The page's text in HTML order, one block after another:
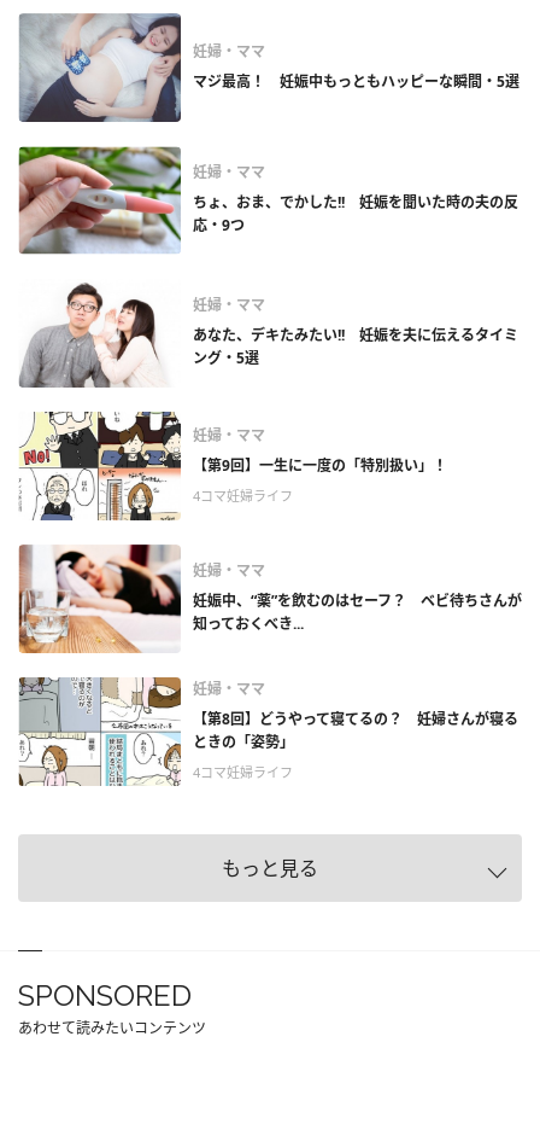
妊婦・ママ
マジ最高！ 妊娠中もっともハッピーな瞬間・5選
妊婦・ママ
ちょ、おま、でかした!! 妊娠を聞いた時の夫の反
応・9つ
妊婦・ママ
あなた、デキたみたい!! 妊娠を夫に伝えるタイミ
ング・5選
妊婦・ママ
【第9回】一生に一度の「特別扱い」！
4コマ妊婦ライフ
妊婦・ママ
妊娠中、“薬”を飲むのはセーフ？ ベビ待ちさんが
知っておくべき...
妊婦・ママ
【第8回】どうやって寝てるの？ 妊婦さんが寝る
ときの「姿勢」
4コマ妊婦ライフ
もっと見る
SPONSORED
あわせて読みたいコンテンツ